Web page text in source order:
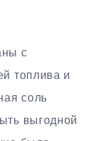
с
топлива и
соль
выгодной